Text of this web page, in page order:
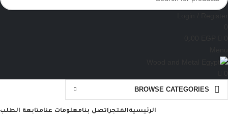
BROWSE CATEGORIES
الرئيسيةالمتجر اتصل بنامعلومات عنامتابعة الطلب